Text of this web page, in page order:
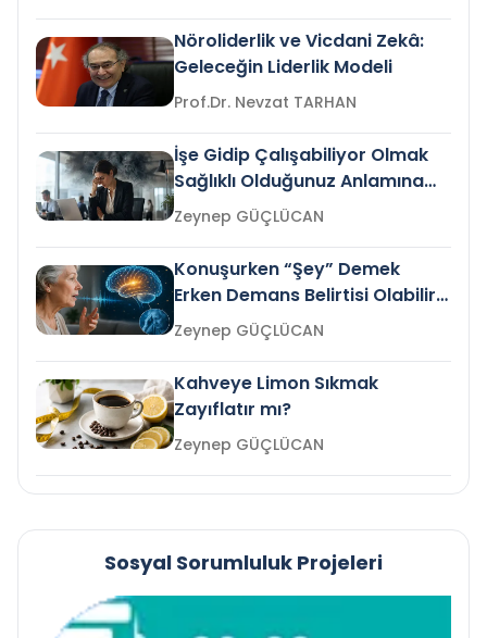
Nöroliderlik ve Vicdani Zekâ:
Geleceğin Liderlik Modeli
Prof.Dr. Nevzat TARHAN
İşe Gidip Çalışabiliyor Olmak
Sağlıklı Olduğunuz Anlamına
Gelir mi?Zeynep GÜÇLÜCAN
Konuşurken “Şey” Demek
Erken Demans Belirtisi Olabilir
mi?
Zeynep GÜÇLÜCAN
Kahveye Limon Sıkmak
Zayıflatır mı?
Zeynep GÜÇLÜCAN
Sosyal Sorumluluk Projeleri